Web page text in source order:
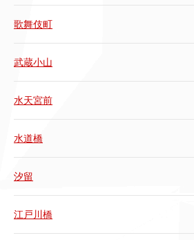
歌舞伎町
武蔵小山
水天宮前
水道橋
汐留
江戸川橋